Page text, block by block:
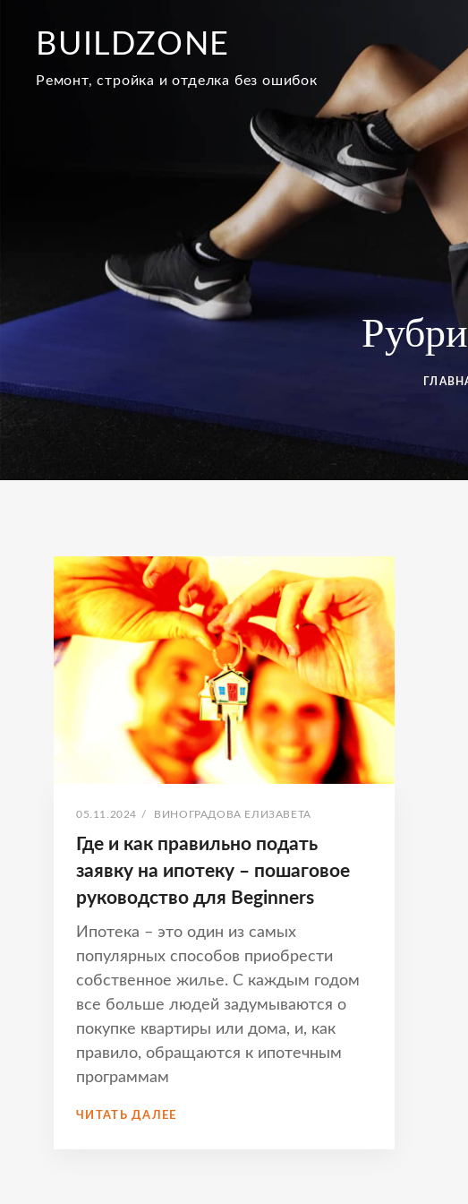
содержимому
BUILDZONE
Ремонт, стройка и отделка без ошибок
Рубрика:
Заявка
на
ипотеку
ОПУБЛИКОВАНО
05.11.2024 / АВТОР:
ВИНОГРАДОВА ЕЛИЗАВЕТА
Где и как правильно подать
заявку на ипотеку – пошаговое
руководство для Beginners
Ипотека – это один из самых
популярных способов приобрести
собственное жилье. С каждым годом
все больше людей задумываются о
покупке квартиры или дома, и, как
правило, обращаются к ипотечным
программам
ЧИТАТЬ ДАЛЕЕ